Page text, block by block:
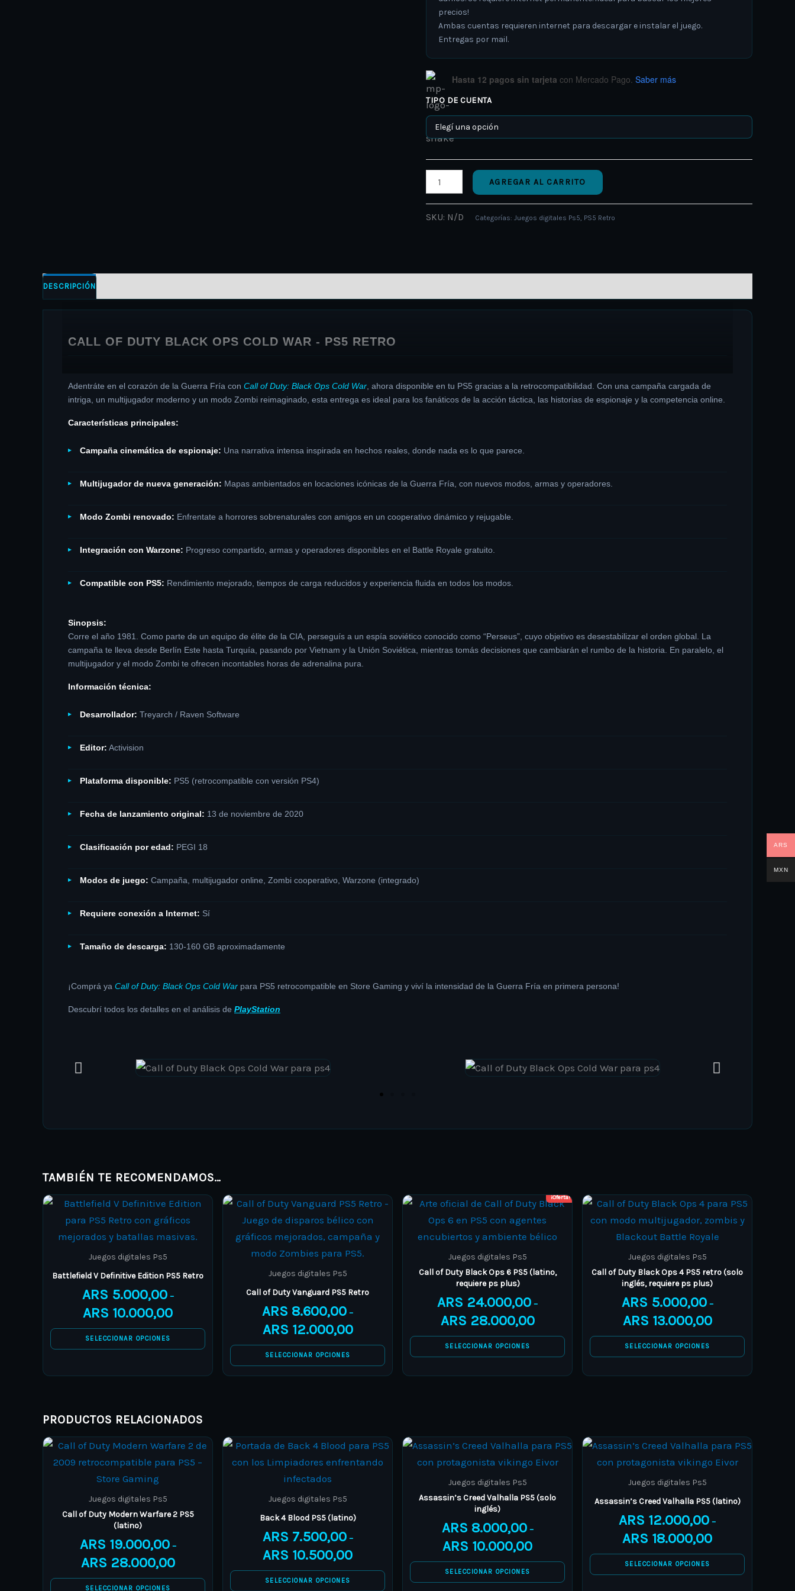
precios!
Ambas cuentas requieren internet para descargar e instalar el juego.
Entregas por mail.
Hasta 12 pagos sin tarjeta con Mercado Pago. Saber más
TIPO DE CUENTA
AGREGAR AL CARRITO
SKU: N/D Categorías: Juegos digitales Ps5 PS5 Retro
DESCRIPCIÓN
CALL OF DUTY BLACK OPS COLD WAR - PS5 RETRO
Adentráte en el corazón de la Guerra Fría con Call of Duty: Black Ops Cold War , ahora disponible en tu PS5 gracias a la retrocompatibilidad. Con una campaña cargada de
intriga, un multijugador moderno y un modo Zombi reimaginado, esta entrega es ideal para los fanáticos de la acción táctica, las historias de espionaje y la competencia online.
Características principales:
Campaña cinemática de espionaje: Una narrativa intensa inspirada en hechos reales, donde nada es lo que parece.
Multijugador de nueva generación: Mapas ambientados en locaciones icónicas de la Guerra Fría, con nuevos modos, armas y operadores.
Modo Zombi renovado: Enfrentate a horrores sobrenaturales con amigos en un cooperativo dinámico y rejugable.
Integración con Warzone: Progreso compartido, armas y operadores disponibles en el Battle Royale gratuito.
Compatible con PS5: Rendimiento mejorado, tiempos de carga reducidos y experiencia fluida en todos los modos.
Sinopsis:
Corre el año 1981. Como parte de un equipo de élite de la CIA, perseguís a un espía soviético conocido como “Perseus”, cuyo objetivo es desestabilizar el orden global. La
campaña te lleva desde Berlín Este hasta Turquía, pasando por Vietnam y la Unión Soviética, mientras tomás decisiones que cambiarán el rumbo de la historia. En paralelo, el
multijugador y el modo Zombi te ofrecen incontables horas de adrenalina pura.
Información técnica:
Desarrollador: Treyarch / Raven Software
Editor: Activision
Plataforma disponible: PS5 (retrocompatible con versión PS4)
Fecha de lanzamiento original: 13 de noviembre de 2020
Clasificación por edad: PEGI 18
Modos de juego: Campaña, multijugador online, Zombi cooperativo, Warzone (integrado)
Requiere conexión a Internet: Sí
Tamaño de descarga: 130-160 GB aproximadamente
¡Comprá ya Call of Duty: Black Ops Cold War para PS5 retrocompatible en Store Gaming y viví la intensidad de la Guerra Fría en primera persona!
Descubrí todos los detalles en el análisis de PlayStation
TAMBIÉN TE RECOMENDAMOS…
Juegos digitales Ps5
Battlefield V Definitive Edition PS5 Retro
ARS 5.000,00 –
ARS 10.000,00
Price
ARS 5.000,00
through
SELECCIONAR OPCIONES
This
product
has
multiple
options
may
be
chosen
page
Juegos digitales Ps5
Call of Duty Vanguard PS5 Retro
ARS 8.600,00 –
ARS 12.000,00
Price
ARS 8.600,00
through
ARS 12.000,00
SELECCIONAR OPCIONES
This
product
has
multiple
variants.
may
be
chosen
on
¡Oferta!
Juegos digitales Ps5
Call of Duty Black Ops 6 PS5 (latino,
requiere ps plus)
ARS 24.000,00 –
ARS 28.000,00
Price
range:
ARS 24.000,00
through
SELECCIONAR OPCIONES
This
product
has
multiple
variants.
The
options
may
be
chosen
Juegos digitales Ps5
Call of Duty Black Ops 4 PS5 retro (solo
inglés, requiere ps plus)
ARS 5.000,00 –
ARS 13.000,00
Price
ARS 5.000,00
through
SELECCIONAR OPCIONES
This
product
has
multiple
variants.
The
options
may
be
chosen
PRODUCTOS RELACIONADOS
Juegos digitales Ps5
Call of Duty Modern Warfare 2 PS5
(latino)
ARS 19.000,00 –
ARS 28.000,00
Price
ARS 19.000,00
SELECCIONAR OPCIONES
This
product
has
multiple
variants.
The
options
may
be
Juegos digitales Ps5
Back 4 Blood PS5 (latino)
ARS 7.500,00 –
ARS 10.500,00
Price
ARS 7.500,00
SELECCIONAR OPCIONES
This
product
has
multiple
options
may
be
Juegos digitales Ps5
Assassin’s Creed Valhalla PS5 (solo
inglés)
ARS 8.000,00 –
ARS 10.000,00
Price
range:
ARS 8.000,00
SELECCIONAR OPCIONES
This
product
has
multiple
variants.
The
options
may
be
Juegos digitales Ps5
Assassin’s Creed Valhalla PS5 (latino)
ARS 12.000,00 –
ARS 18.000,00
Price
range:
ARS 12.000,00
SELECCIONAR OPCIONES
This
product
has
The
options
may
be
ARS
MXN